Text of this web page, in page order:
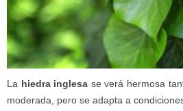
La hiedra inglesa se verá hermosa
moderada, pero se adapta a